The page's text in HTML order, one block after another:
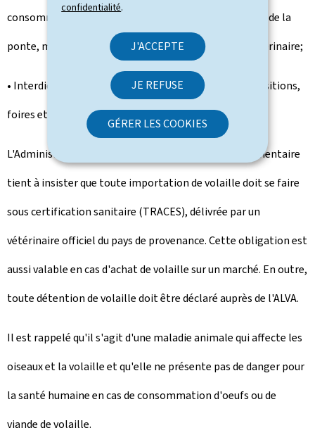
confidentialité.
J'ACCEPTE
JE REFUSE
GÉRER LES COOKIES
consommation alimentaire et/ou de l'eau, diminution de la
ponte, mortalité anormale) doit être signalé à un vétérinaire;
• Interdiction, jusqu'à nouvel ordre, de toutes les expositions,
foires et marchés de volailles ou d'oiseaux captifs.
L'Administration luxembourgeoise vétérinaire et alimentaire
tient à insister que toute importation de volaille doit se faire
sous certification sanitaire (TRACES), délivrée par un
vétérinaire officiel du pays de provenance. Cette obligation est
aussi valable en cas d'achat de volaille sur un marché. En outre,
toute détention de volaille doit être déclaré auprès de l'ALVA.
Il est rappelé qu'il s'agit d'une maladie animale qui affecte les
oiseaux et la volaille et qu'elle ne présente pas de danger pour
la santé humaine en cas de consommation d'oeufs ou de
viande de volaille.